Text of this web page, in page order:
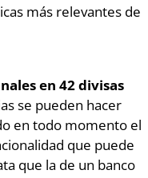
más relevantes de
en 42 divisas
se pueden hacer
en todo momento el
que puede
que la de un banco